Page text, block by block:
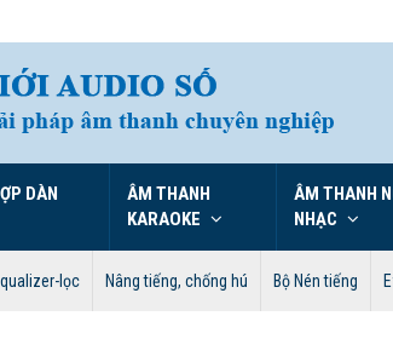
DÀN
ÂM THANH
KARAOKE
ÂM THANH
NHẠC
lọc Nâng tiếng, chống hú Bộ Nén tiếng